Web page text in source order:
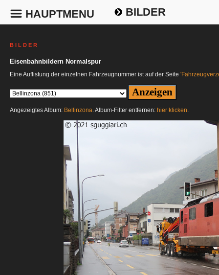
HAUPTMENU BILDER
B I L D E R
Eisenbahnbildern Normalspur
Eine Auflistung der einzelnen Fahrzeugnummer ist auf der Seite
Angezeigtes Album: Bellinzona. Album-Filter entfernen: hier klicken.